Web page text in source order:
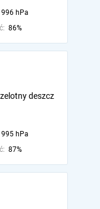
996 hPa
86%
deszcz
995 hPa
87%